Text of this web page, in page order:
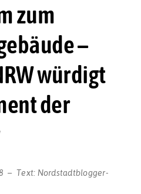
zum
–
würdigt
der
Text: Nordstadtblogger-